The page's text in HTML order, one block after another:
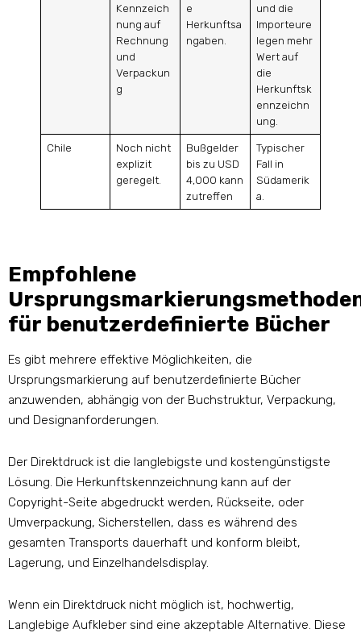
Kennzeich
nung auf
Rechnung
und
Verpackun
g
e
Herkunftsa
ngaben.
und die
Importeure
legen mehr
Wert auf
die
Herkunftsk
ennzeichn
ung.
Chile
Noch nicht
explizit
geregelt.
Bußgelder
bis zu USD
4,000 kann
zutreffen
Typischer
Fall in
Südamerik
a.
Empfohlene
für benutzerdefinierte Bücher
Es gibt mehrere effektive Möglichkeiten, die
Ursprungsmarkierung auf benutzerdefinierte Bücher
anzuwenden, abhängig von der Buchstruktur, Verpackung,
und Designanforderungen.
Der Direktdruck ist die langlebigste und kostengünstigste
Lösung. Die Herkunftskennzeichnung kann auf der
Copyright-Seite abgedruckt werden, Rückseite, oder
Umverpackung, Sicherstellen, dass es während des
gesamten Transports dauerhaft und konform bleibt,
Lagerung, und Einzelhandelsdisplay.
Wenn ein Direktdruck nicht möglich ist, hochwertig,
Langlebige Aufkleber sind eine akzeptable Alternative. Diese